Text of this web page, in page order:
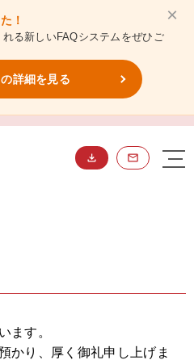
！
る新しいFAQシステムをぜひご
詳細を見る
×
ます。
かり、厚く御礼申し上げま